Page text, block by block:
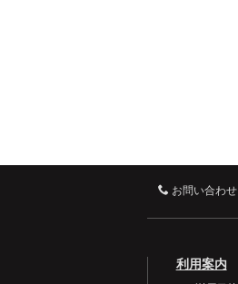
お問い合わせ
利用案内